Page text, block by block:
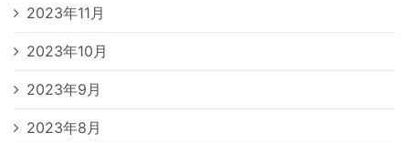
2023年11月
2023年10月
2023年9月
2023年8月